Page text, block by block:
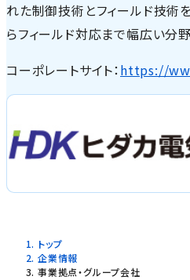
れた制御技術とフィールド技術
らフィールド対応まで幅広い分
コーポレートサイト：https://
トップ
企業情報
事業拠点・グループ会社